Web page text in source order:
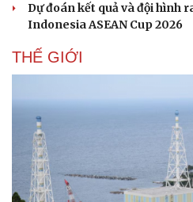
Dự đoán kết quả và đội hình
Indonesia ASEAN Cup 2026
THẾ GIỚI